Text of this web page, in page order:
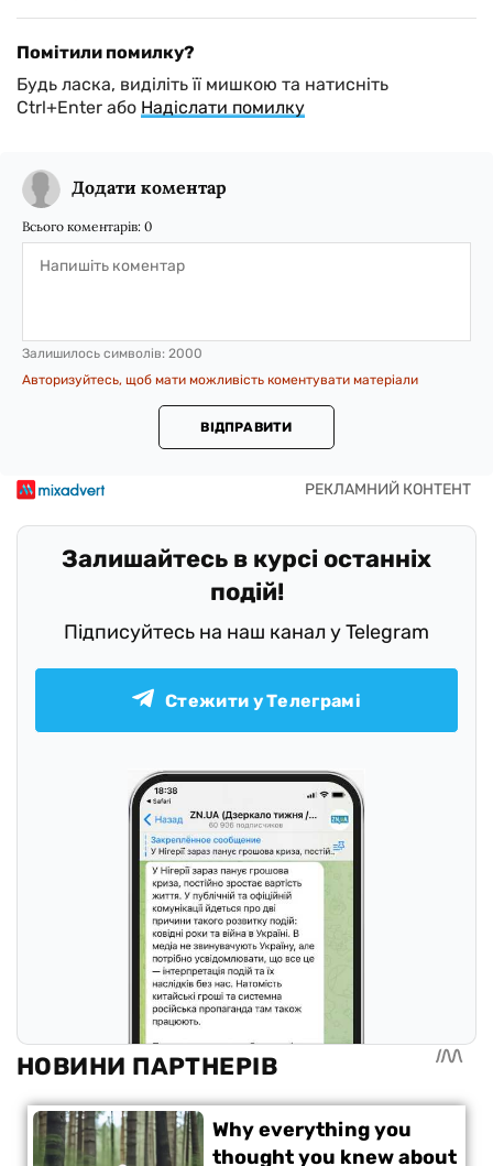
Помітили помилку?
Будь ласка, виділіть її мишкою та натисніть
Ctrl+Enter або Надіслати помилку
Додати коментар
Всього коментарів: 0
Залишилось символів: 2000
Авторизуйтесь, щоб мати можливість коментувати матеріали
ВІДПРАВИТИ
Залишайтесь в курсі останніх
подій!
Підписуйтесь на наш канал у Telegram
Стежити у Телеграмі